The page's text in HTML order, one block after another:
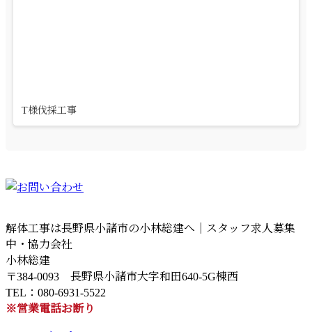
T様伐採工事
解体工事は長野県小諸市の小林総建へ｜スタッフ求人募集
中・協力会社
小林総建
〒384-0093 長野県小諸市大字和田640-5G棟西
TEL：080-6931-5522
※営業電話お断り